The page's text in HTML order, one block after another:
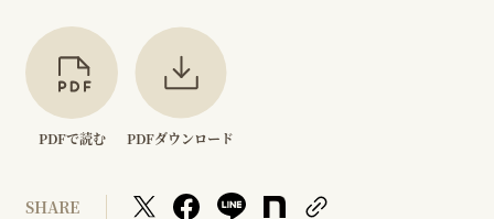
PDFで読む PDFダウンロード
SHARE